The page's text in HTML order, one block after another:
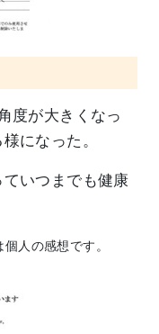
度が大きくなっ
になった。
いつまでも健康
人の感想です。